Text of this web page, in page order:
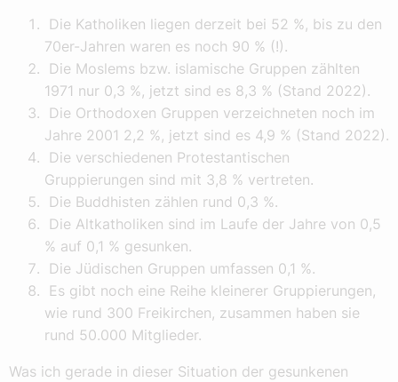
Die Katholiken liegen derzeit bei 52 %, bis zu den
70er-Jahren waren es noch 90 % (!).
Die Moslems bzw. islamische Gruppen zählten
1971 nur 0,3 %, jetzt sind es 8,3 % (Stand 2022).
Die Orthodoxen Gruppen verzeichneten noch im
Jahre 2001 2,2 %, jetzt sind es 4,9 % (Stand 2022).
Die verschiedenen Protestantischen
Gruppierungen sind mit 3,8 % vertreten.
Die Buddhisten zählen rund 0,3 %.
Die Altkatholiken sind im Laufe der Jahre von 0,5
% auf 0,1 % gesunken.
Die Jüdischen Gruppen umfassen 0,1 %.
Es gibt noch eine Reihe kleinerer Gruppierungen,
wie rund 300 Freikirchen, zusammen haben sie
rund 50.000 Mitglieder.
Was ich gerade in dieser Situation der gesunkenen